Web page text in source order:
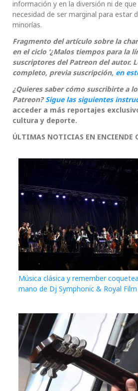
información y en la diversión ni de
necesidad de ser marginal para estar
minorías.
Fragmento del artículo sobre la
en el ciclo ‘¿Malos tiempos para la
suscriptores del Patreon del autor.
completo, previa suscripción, en
¿Quieres saber cómo suscribirte a
Patreon?Sigue las siguientes
acceder a más reportajes
cultura y deporte.
ÚLTIMAS NOTICIAS EN ENCIENDE
Música clásica y remember
mano de Dj Symphonic & Royal